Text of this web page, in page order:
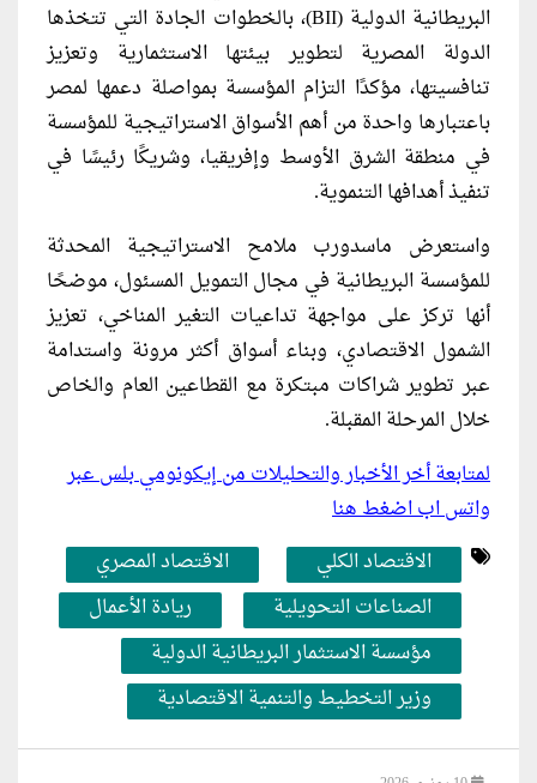
البريطانية الدولية (BII)، بالخطوات الجادة التي تتخذها
الدولة المصرية لتطوير بيئتها الاستثمارية وتعزيز
تنافسيتها، مؤكدًا التزام المؤسسة بمواصلة دعمها لمصر
باعتبارها واحدة من أهم الأسواق الاستراتيجية للمؤسسة
في منطقة الشرق الأوسط وإفريقيا، وشريكًا رئيسًا في
تنفيذ أهدافها التنموية.
واستعرض ماسدورب ملامح الاستراتيجية المحدثة
للمؤسسة البريطانية في مجال التمويل المسئول، موضحًا
أنها تركز على مواجهة تداعيات التغير المناخي، تعزيز
الشمول الاقتصادي، وبناء أسواق أكثر مرونة واستدامة
عبر تطوير شراكات مبتكرة مع القطاعين العام والخاص
خلال المرحلة المقبلة.
لمتابعة أخر الأخبار والتحليلات من إيكونومي بلس عبر
واتس اب اضغط هنا
الاقتصاد الكلي
الاقتصاد المصري
الصناعات التحويلية
ريادة الأعمال
مؤسسة الاستثمار البريطانية الدولية
وزير التخطيط والتنمية الاقتصادية